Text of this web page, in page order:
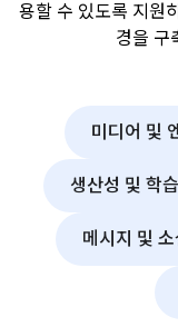
용할 수 있도록 지원
경을 구
미디어 및
생산성 및 학습
메시지 및 소